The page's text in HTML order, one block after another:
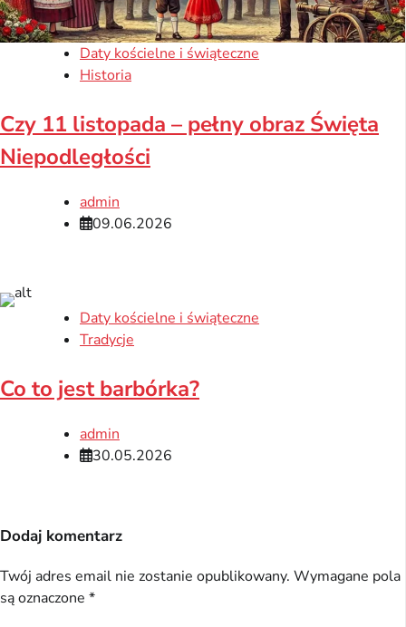
Daty kościelne i świąteczne
Historia
Czy 11 listopada – pełny obraz Święta
Niepodległości
admin
09.06.2026
Daty kościelne i świąteczne
Tradycje
Co to jest barbórka?
admin
30.05.2026
Dodaj komentarz
Twój adres email nie zostanie opublikowany. Wymagane pola
są oznaczone *